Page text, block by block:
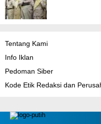
Tentang Kami
Info Iklan
Pedoman Siber
Kode Etik Redaksi dan